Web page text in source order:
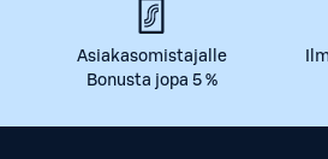
Asiakasomistajalle
Bonusta jopa 5 %